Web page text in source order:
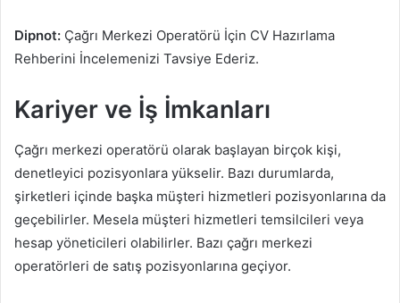
Dipnot: Çağrı Merkezi Operatörü İçin CV Hazırlama
Rehberini İncelemenizi Tavsiye Ederiz.
Kariyer ve İş İmkanları
Çağrı merkezi operatörü olarak başlayan birçok kişi,
denetleyici pozisyonlara yükselir. Bazı durumlarda,
şirketleri içinde başka müşteri hizmetleri pozisyonlarına da
geçebilirler. Mesela müşteri hizmetleri temsilcileri veya
hesap yöneticileri olabilirler. Bazı çağrı merkezi
operatörleri de satış pozisyonlarına geçiyor.